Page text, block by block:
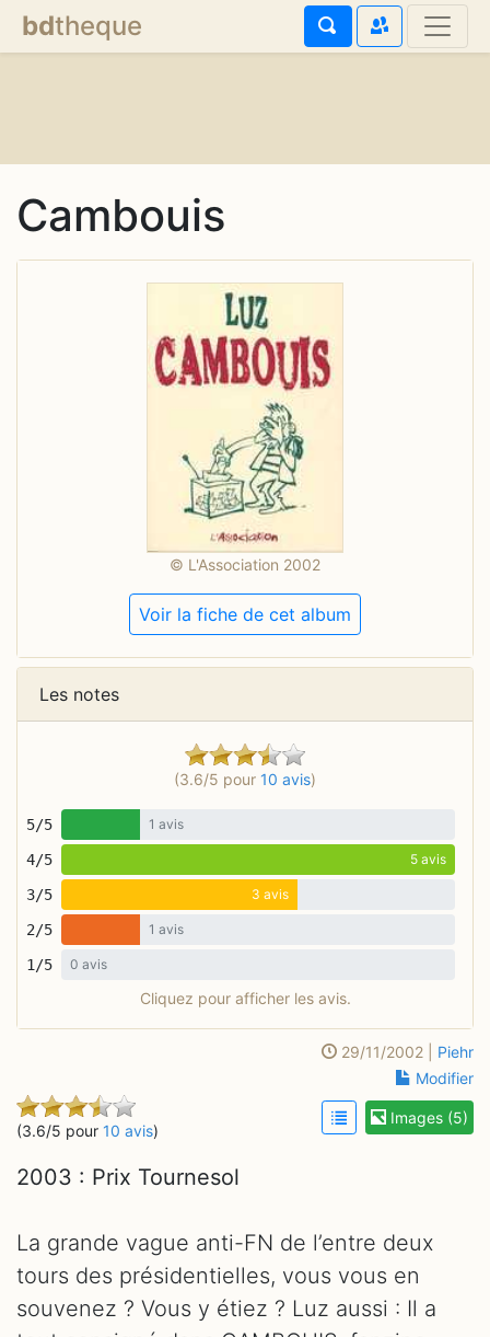
bdtheque
Cambouis
© L'Association 2002
Voir la fiche de cet album
Les notes
(3.6/5 pour 10 avis)
5/5 1 avis
4/5 5 avis
3/5 3 avis
2/5 1 avis
1/5 0 avis
Cliquez pour afficher les avis.
29/11/2002 | Piehr
Modifier
(3.6/5 pour 10 avis)
Images (5)
2003 : Prix Tournesol
La grande vague anti-FN de l’entre deux
tours des présidentielles, vous vous en
souvenez ? Vous y étiez ? Luz aussi : Il a